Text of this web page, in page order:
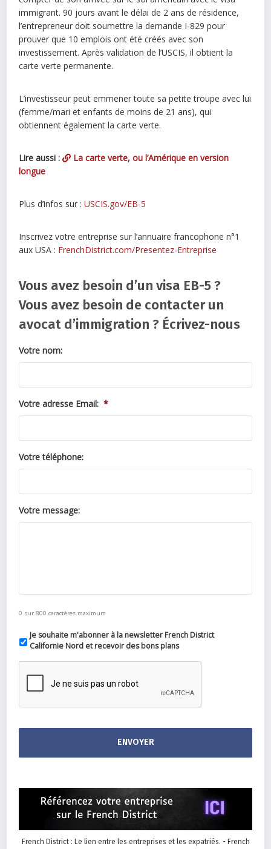
immigrant. 90 jours avant le délai de 2 ans de résidence,
l’entrepreneur doit soumettre la demande I-829 pour
prouver que 10 emplois ont été créés avec son
investissement. Après validation de l’USCIS, il obtient la
carte verte permanente.
L’investisseur peut emmener toute sa petite troupe avec lui
(femme/mari et enfants de moins de 21 ans), qui
obtiennent également la carte verte.
Lire aussi :
La carte verte, ou l’Amérique en version
longue
Plus d’infos sur :USCIS.gov/EB-5
Inscrivez votre entreprise sur l’annuaire francophone n°1
aux USA : FrenchDistrict.com/Presentez-Entreprise
Vous avez besoin d’un visa EB-5 ?
Vous avez besoin de contacter un
avocat d’immigration ? Écrivez-nous
Votre nom:
Votre adresse Email: *
Votre téléphone:
Votre message:
0 sur 800 caractères maximum
Je souhaite m'abonner à la newsletter French District
Californie Nord et recevoir des bons plans
French District : Le lien entre les entreprises et les expatriés. - French